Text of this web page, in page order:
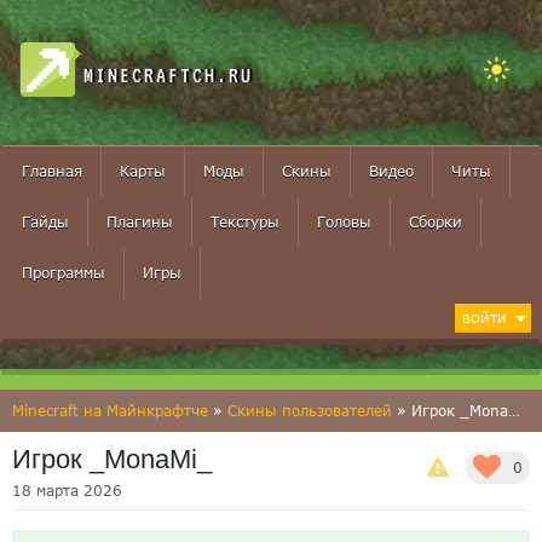
MINECRAFTCH.RU
Главная Карты Моды Скины Видео Читы
Гайды Плагины Текстуры Головы Сборки
Программы Игры
ВОЙТИ
Minecraft на Майнкрафтче » Скины пользователей » Игрок _MonaMi_
0
Игрок _MonaMi_
18 марта 2026